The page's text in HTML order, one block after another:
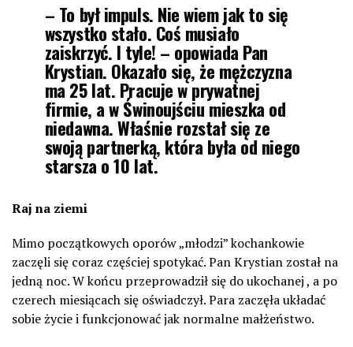
– To był impuls. Nie wiem jak to się
wszystko stało. Coś musiało
zaiskrzyć. I tyle! – opowiada Pan
Krystian. Okazało się, że mężczyzna
ma 25 lat. Pracuje w prywatnej
firmie, a w Świnoujściu mieszka od
niedawna. Właśnie rozstał się ze
swoją partnerką, która była od niego
starsza o 10 lat.
Raj na ziemi
Mimo początkowych oporów „młodzi” kochankowie
zaczęli się coraz częściej spotykać. Pan Krystian został na
jedną noc. W końcu przeprowadził się do ukochanej , a po
czerech miesiącach się oświadczył. Para zaczęła układać
sobie życie i funkcjonować jak normalne małżeństwo.